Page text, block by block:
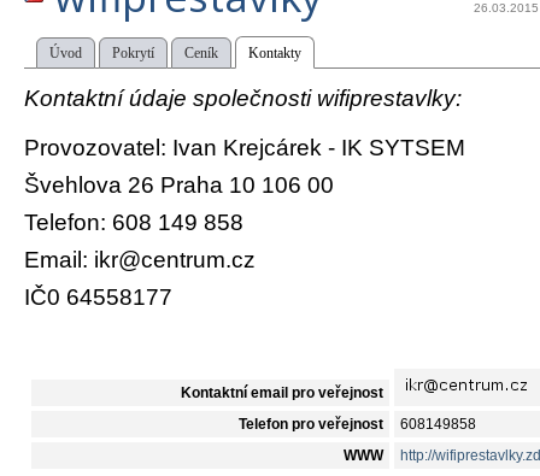
26.03.2015
Úvod Pokrytí Ceník Kontakty
Kontaktní údaje společnosti wifiprestavlky:
Provozovatel: Ivan Krejcárek - IK SYTSEM
Švehlova 26 Praha 10 106 00
Telefon: 608 149 858
Email: ikr@centrum.cz
IČ0 64558177
Kontaktní email pro veřejnost
Telefon pro veřejnost 608149858
WWW http://